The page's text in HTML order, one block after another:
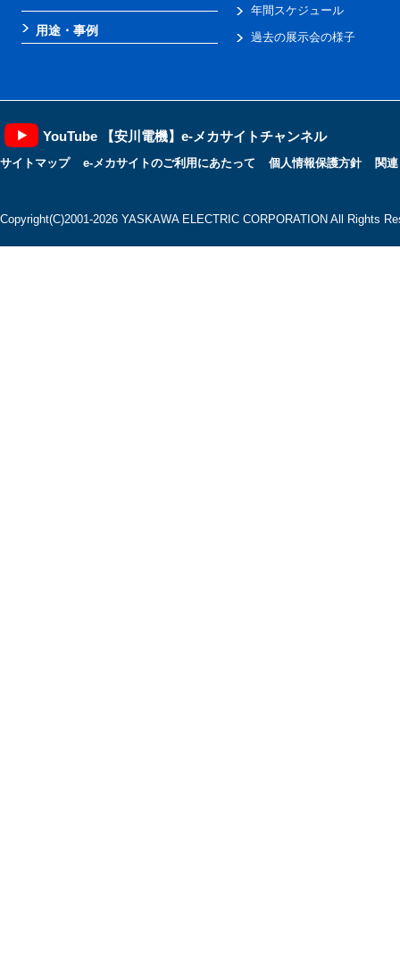
用途・事例
年間スケジュール
過去の展示会の様子
YouTube 【安川電機】e-メカサイトチャンネル
サイトマップ e-メカサイトのご利用にあたって 個人情報保護方針 関
Copyright(C)2001‐2026 YASKAWA ELECTRIC CORPORATION All Rights